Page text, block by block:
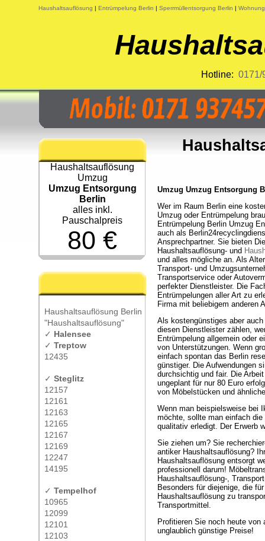
Haushaltsauflösung | Entrümpelung Berlin | Sperrmüllentsorgung Berlin |
Hotline: 0171/
Haushaltsauflösung
Umzug
Umzug Entsorgung
Berlin
alles inkl.
Pauschalpreis
80 €
Haushaltsauflösung Berlin
"Haushaltsauflösung"
✓ Halensee
✓ Treptow
12435
✓ Steglitz
12157
12161
12163
12165
12167
12169
12247
14195
✓ Tempelhof
10965
12099
12101
12103
Umzug Umzug Entsorgung
Wer im Raum Berlin eine
Umzug oder Entrümpelung
Entrümpelung Berlin Umzug
auch als
Ansprechpartner. Sie bieten
Haushaltsauflösung- und
und alles mögliche an. Als
Transport- und
Transportservice oder
perfekter Dienstleister. Die
Entrümpelungen aller Art zu
Firma mit beliebigem anderen
Als kostengünstiges aber
diesen Dienstleister zählen,
Entrümpelung allgemein oder
von Unterstützungen. Wenn
einfach spontan das Berlin
günstiger. Die Aufwendungen
durchsichtig und fair. Die
ungeplant für nur 80 Euro
von Möbelstücken und
Wenn man beispielsweise bei
möchte, sollte man einfach
qualitativ erledigt. Der Erwerb
Sie ziehen um? Sie
antiker Haushaltsauflösung?
Haushaltsauflösung entsorgt
professionell darum!
Haushaltsauflösung-,
Besonders für diejenige, die
Haushaltsauflösung zu
Transportmittel.
Profitieren Sie noch heute von
unglaublich günstige Preise!